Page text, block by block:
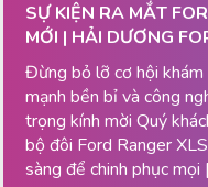
SỰ KIỆN RA MẮT
MỚI | HẢI DƯƠNG
Đừng bỏ lỡ cơ hội
mạnh bền bỉ và công
trọng kính mời Quý
bộ đôi Ford Ranger
sàng để chinh phục mọi